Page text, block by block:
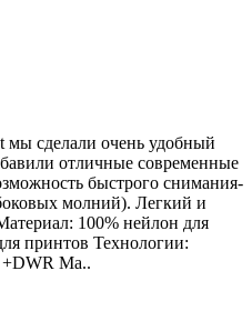
мы сделали очень удобный
отличные современные
быстрого снимания-
молний). Легкий и
100% нейлон для
принтов Технологии:
+DWR Ма..